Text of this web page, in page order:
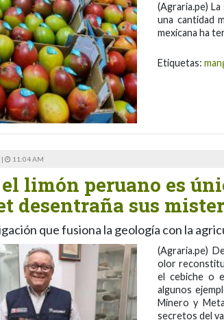
(Agraria.pe)
una cantidad
mexicana ha
Etiquetas:
| 11:04 AM
el limón peruano es
desentraña sus
que fusiona la geología con la
(Agraria.pe)
olor
el cebiche o
algunos
Minero y
secretos del